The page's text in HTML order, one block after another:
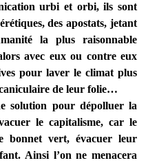
urbi et orbi, ils sont
des apostats, jetant
la plus raisonnable
avec eux ou contre eux
pour laver le climat plus
de leur folie…
pour dépolluer la
le capitalisme, car le
bonnet vert, évacuer leur
Ainsi l’on ne menacera